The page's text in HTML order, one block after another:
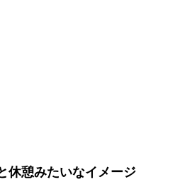
休憩みたいなイメージ